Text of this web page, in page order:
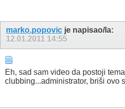
marko.popovic je napisao/la:
12.01.2011 14:55
Eh, sad sam video da postoji
clubbing...administrator, briši ovo